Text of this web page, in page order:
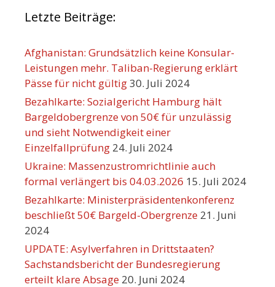
Letzte Beiträge:
Afghanistan: Grundsätzlich keine Konsular-
Leistungen mehr. Taliban-Regierung erklärt
Pässe für nicht gültig30. Juli 2024
Bezahlkarte: Sozialgericht Hamburg hält
Bargeldobergrenze von 50€ für unzulässig
und sieht Notwendigkeit einer
Einzelfallprüfung 24. Juli 2024
Ukraine: Massenzustromrichtlinie auch
formal verlängert bis 04.03.2026 15. Juli 2024
Bezahlkarte: Ministerpräsidentenkonferenz
beschließt 50€ Bargeld-Obergrenze 21. Juni
2024
UPDATE: Asylverfahren in Drittstaaten?
Sachstandsbericht der Bundesregierung
erteilt klare Absage 20. Juni 2024